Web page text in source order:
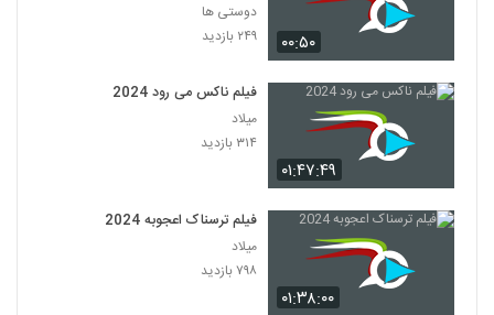
۰۰:۵۰
دوستی ها
۲۴۹ بازدید
۰۱:۴۷:۴۹
فیلم ناکس می رود 2024
میلاد
۳۱۴ بازدید
۰۱:۳۸:۰۰
فیلم ترسناک اعجوبه 2024
میلاد
۷۹۸ بازدید